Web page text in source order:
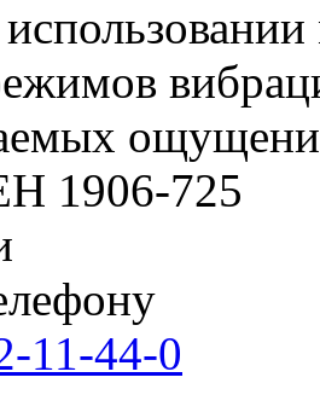
1906-725
11-44-0